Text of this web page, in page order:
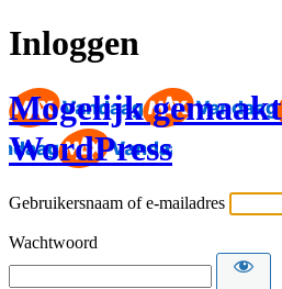
Inloggen
Mogelijk
WordPress
Gebruikersnaam of e-mailadres
Wachtwoord